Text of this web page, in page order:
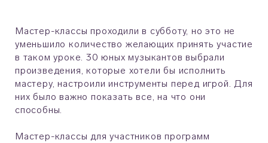
Мастер-классы проходили в субботу, но это не
уменьшило количество желающих принять участие
в таком уроке. 30 юных музыкантов выбрали
произведения, которые хотели бы исполнить
мастеру, настроили инструменты перед игрой. Для
них было важно показать все, на что они
способны.
Мастер-классы для участников программ